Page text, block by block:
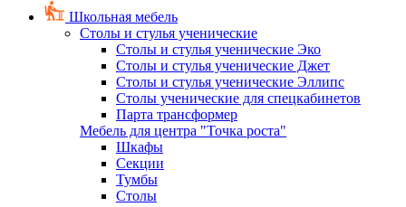
Школьная мебель
Столы и стулья ученические
Столы и стулья ученические Эко
Столы и стулья ученические Джет
Столы и стулья ученические Эллипс
Столы ученические для спецкабинетов
Парта трансформер
Мебель для центра "Точка роста"
Шкафы
Секции
Тумбы
Столы